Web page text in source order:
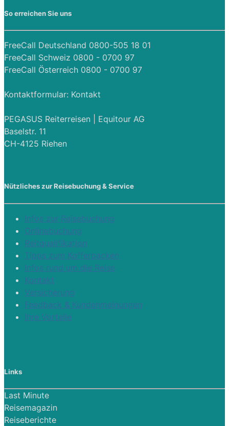
So erreichen Sie uns
FreeCall Deutschland 0800-505 18 01
FreeCall Schweiz 0800 - 0700 97
FreeCall Österreich 0800 - 0700 97
Kontaktformular: Kontakt
PEGASUS Reiterreisen | Equitour AG
Baselstr. 11
CH-4125 Riehen
Nützliches zur Reisebuchung & Service
Infos zur Reisebuchung
Onlinebuchung
Reitqualifikation
Tipps zum Kofferpacken
Infos rund um die Reise
Kontakt
Versicherung
Feedback & Kundenmeinungen
Ihre Vorteile
Links
Last Minute
Reisemagazin
Reiseberichte